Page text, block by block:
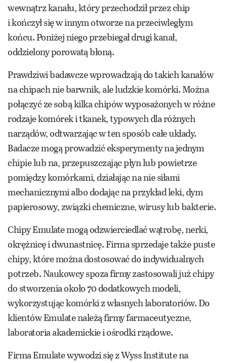
wewnątrz kanału, który przechodził przez chip
i kończył się w innym otworze na przeciwległym
końcu. Poniżej niego przebiegał drugi kanał,
oddzielony porowatą błoną.
Prawdziwi badawcze wprowadzają do takich kanałów
na chipach nie barwnik, ale ludzkie komórki. Można
połączyć ze sobą kilka chipów wyposażonych w różne
rodzaje komórek i tkanek, typowych dla różnych
narządów, odtwarzając w ten sposób całe układy.
Badacze mogą prowadzić eksperymenty na jednym
chipie lub na, przepuszczając płyn lub powietrze
pomiędzy komórkami, działając na nie siłami
mechanicznymi albo dodając na przykład leki, dym
papierosowy, związki chemiczne, wirusy lub bakterie.
Chipy Emulate mogą odzwierciedlać wątrobę, nerki,
okrężnicę i dwunastnicę. Firma sprzedaje także puste
chipy, które można dostosować do indywidualnych
potrzeb. Naukowcy spoza firmy zastosowali już chipy
do stworzenia około 70 dodatkowych modeli,
wykorzystując komórki z własnych laboratoriów. Do
klientów Emulate należą firmy farmaceutyczne,
laboratoria akademickie i ośrodki rządowe.
Firma Emulate wywodzi się z Wyss Institute na